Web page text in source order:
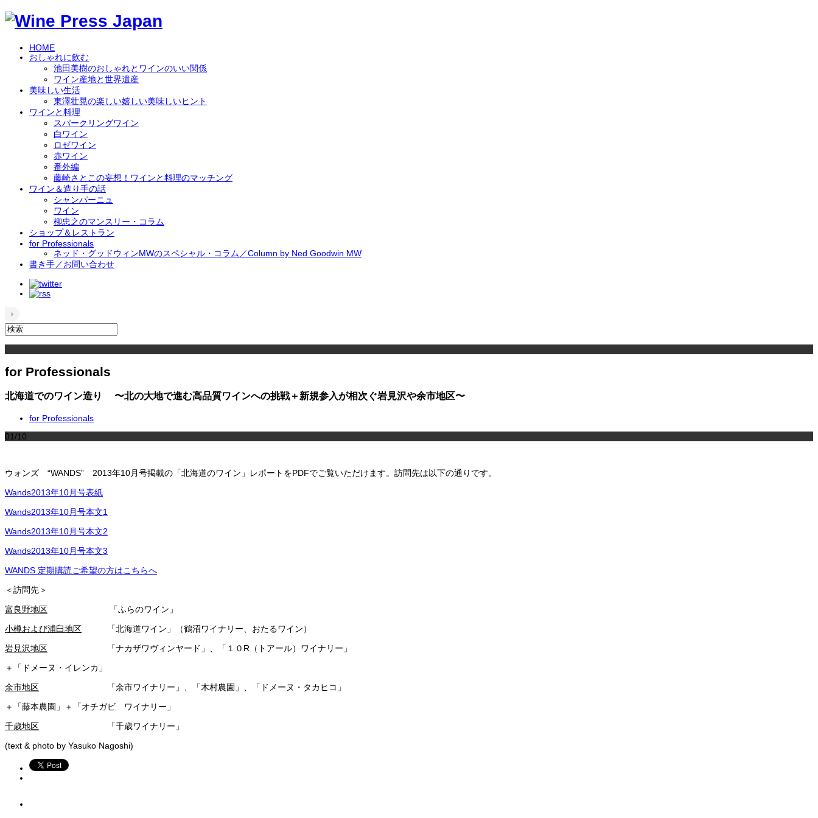
HOME
おしゃれに飲む
池田美樹のおしゃれとワインのいい関係
ワイン産地と世界遺産
美味しい生活
東澤壮晃の楽しい嬉しい美味しいヒント
ワインと料理
スパークリングワイン
白ワイン
ロゼワイン
赤ワイン
番外編
藤崎さとこの妄想！ワインと料理のマッチング
ワイン＆造り手の話
シャンパーニュ
ワイン
柳忠之のマンスリー・コラム
ショップ＆レストラン
for Professionals
ネッド・グッドウィンMWのスペシャル・コラム／Column by Ned Goodwin MW
書き手／お問い合わせ
for Professionals
北海道でのワイン造り 〜北の大地で進む高品質ワインへの挑戦＋新規参入が相次ぐ岩見沢や余市地区〜
for Professionals
01/10
ウォンズ “WANDS” 2013年10月号掲載の「北海道のワイン」レポートをPDFでご覧いただけます。訪問先は以下の通りです。
Wands2013年10月号表紙
Wands2013年10月号本文1
Wands2013年10月号本文2
Wands2013年10月号本文3
WANDS 定期購読ご希望の方はこちらへ
＜訪問先＞
富良野地区 「ふらのワイン」
小樽および浦臼地区 「北海道ワイン」（鶴沼ワイナリー、おたるワイン）
岩見沢地区 「ナカザワヴィンヤード」、「１０R（トアール）ワイナリー」
＋「ドメーヌ・イレンカ」
余市地区 「余市ワイナリー」、「木村農園」、「ドメーヌ・タカヒコ」
＋「藤本農園」＋「オチガビ ワイナリー」
千歳地区 「千歳ワイナリー」
(text & photo by Yasuko Nagoshi)